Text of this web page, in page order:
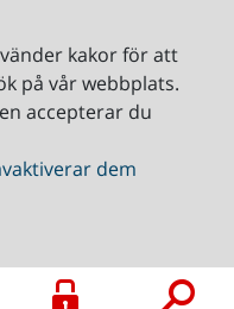
kakor för att
på vår webbplats.
accepterar du
dem